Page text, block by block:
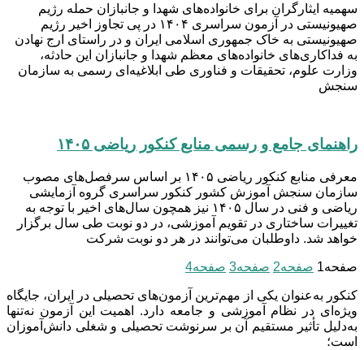
سهمیه ایثارگران برای خانواده‌های شهدا و جانبازان حمله رژیم
صهیونیستی در آزمون سراسری ۱۴۰۴ در پی تجاوز اخیر رژیم
صهیونیستی به خاک جمهوری اسلامی ایران و در راستای ارج نهادن
به فداکاری‌های خانواده‌های معظم شهدا و جانبازان این حادثه،
وزارت علوم، تحقیقات و فناوری طی ابلاغیه‌ای رسمی به سازمان
سنجش
راهنمای جامع و رسمی منابع کنکور ریاضی ۱۴۰۵
معرفی منابع کنکور ریاضی ۱۴۰۵ بر اساس سرفصل‌های مصوب
سازمان سنجش آموزش کشور کنکور سراسری گروه آزمایشی
ریاضی و فنی در سال ۱۴۰۵ نیز همچون سال‌های اخیر با توجه به
تغییرات ساختاری در تقویم آموزشی، در دو نوبت طی سال برگزار
خواهد شد. داوطلبان می‌توانند در هر دو نوبت شرکت
صفحه1 صفحه2 صفحه3 صفحه4
کنکور به‌عنوان یکی از مهم‌ترین آزمون‌های تحصیلی در ایران، جایگاه
ویژه‌ای در نظام آموزشی و جامعه دارد. اهمیت این آزمون نه‌تنها
به‌دلیل تأثیر مستقیم آن بر سرنوشت تحصیلی و شغلی دانش‌آموزان
است؛